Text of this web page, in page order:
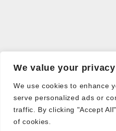
We value your privacy
We use cookies to enhance
serve personalized ads or
traffic. By clicking "Accept
of cookies.